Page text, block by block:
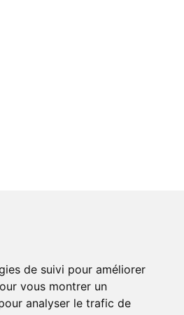
de suivi pour améliorer
vous montrer un
analyser le trafic de